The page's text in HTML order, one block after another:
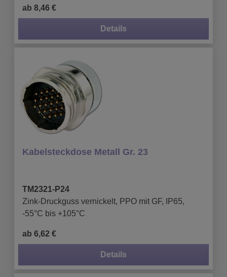
ab 8,46 €
Details
Kabelsteckdose Metall Gr. 23
TM2321-P24
Zink-Druckguss vernickelt, PPO mit GF, IP65,
-55°C bis +105°C
ab 6,62 €
Details